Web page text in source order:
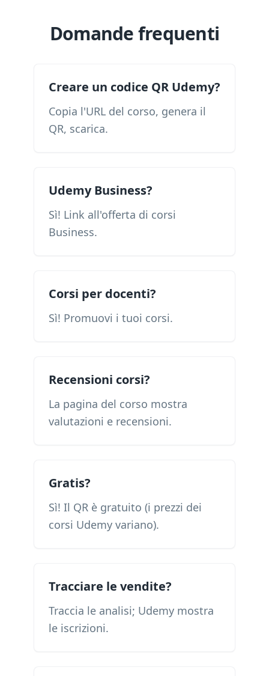
Domande frequenti
Creare un codice QR Udemy?
Copia l'URL del corso, genera il
QR, scarica.
Udemy Business?
Sì! Link all'offerta di corsi
Business.
Corsi per docenti?
Sì! Promuovi i tuoi corsi.
Recensioni corsi?
La pagina del corso mostra
valutazioni e recensioni.
Gratis?
Sì! Il QR è gratuito (i prezzi dei
corsi Udemy variano).
Tracciare le vendite?
Traccia le analisi; Udemy mostra
le iscrizioni.